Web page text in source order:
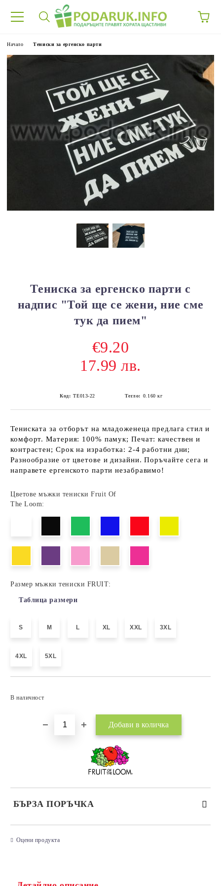
Начало Тениски за ергенско парти
Тениска за ергенско парти с
надпис "Той ще се жени, ние сме
тук да пием"
€9.20
17.99 лв.
Код: ТЕ013-22 Тегло: 0.160 кг
Тениската за отборът на младоженеца предлага стил и
комфорт. Материя: 100% памук; Печат: качествен и
контрастен; Срок на изработка: 2-4 работни дни;
Разнообразие от цветове и дизайни. Поръчайте сега и
направете ергенското парти незабравимо!
Цветове мъжки тениски Fruit Of
The Loom:
Размер мъжки тениски FRUIT:
Таблица размери
S M L XL XXL 3XL
4XL 5XL
В наличност
БЪРЗА ПОРЪЧКА
Оцени продукта